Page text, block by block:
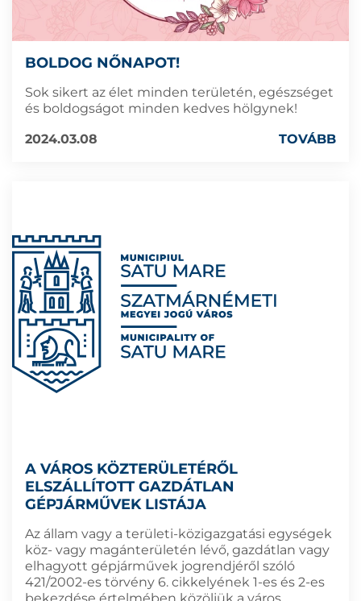
BOLDOG NŐNAPOT!
Sok sikert az élet minden területén, egészséget
és boldogságot minden kedves hölgynek!
2024.03.08
TOVÁBB
A VÁROS KÖZTERÜLETÉRŐL
ELSZÁLLÍTOTT GAZDÁTLAN
GÉPJÁRMŰVEK LISTÁJA
Az állam vagy a területi-közigazgatási egységek
köz- vagy magánterületén lévő, gazdátlan vagy
elhagyott gépjárművek jogrendjéről szóló
421/2002-es törvény 6. cikkelyének 1-es és 2-es